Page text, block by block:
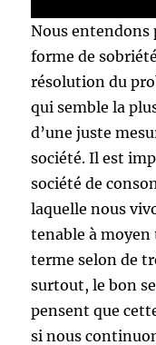
Nous entendons
forme de
résolution du
qui semble la
d’une juste
société. Il est
société de
laquelle nous
tenable à moyen
terme selon de
surtout, le bon
pensent que
si nous